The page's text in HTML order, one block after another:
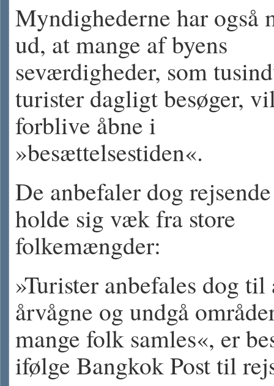
Myndighederne har også
ud, at mange af byens
seværdigheder, som
turister dagligt besøger,
forblive åbne i
»besættelsestiden«.
De anbefaler dog
holde sig væk fra store
folkemængder:
»Turister anbefales dog
årvågne og undgå
mange folk samles«, er
ifølge Bangkok Post til